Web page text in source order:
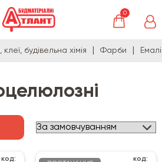
0
будівельна хімія Фарби
код:
код: